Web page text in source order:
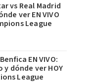
vs Real Madrid
ver EN VIVO
League
EN VIVO:
y dónde ver HOY
League